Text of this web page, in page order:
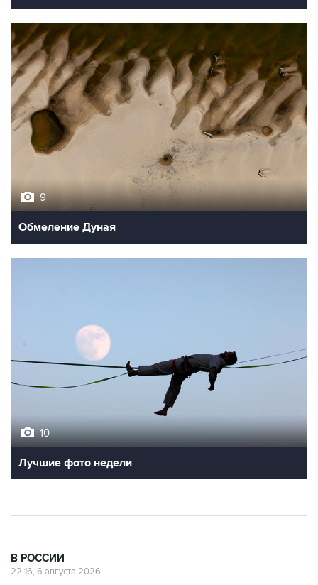
9
Обмеление Дуная
10
Лучшие фото недели
В РОССИИ
22:16, 6 августа 2026